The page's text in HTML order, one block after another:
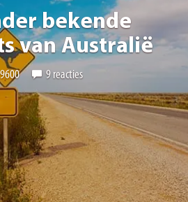
bekende
van Australië
9 reacties